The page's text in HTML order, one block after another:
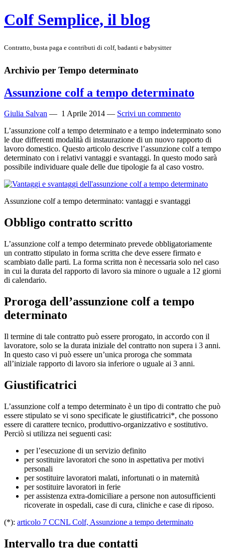
Colf Semplice, il blog
Contratto, busta paga e contributi di colf, badanti e babysitter
Archivio per Tempo determinato
Assunzione colf a tempo determinato
Giulia Salvan — 1 Aprile 2014 — Scrivi un commento
L’assunzione colf a tempo determinato e a tempo indeterminato sono
le due differenti modalità di instaurazione di un nuovo rapporto di
lavoro domestico. Questo articolo descrive l’assunzione colf a tempo
determinato con i relativi vantaggi e svantaggi. In questo modo sarà
possibile individuare quale delle due tipologie fa al caso vostro.
Assunzione colf a tempo determinato: vantaggi e svantaggi
Obbligo contratto scritto
L’assunzione colf a tempo determinato prevede obbligatoriamente
un contratto stipulato in forma scritta che deve essere firmato e
scambiato dalle parti. La forma scritta non è necessaria solo nel caso
in cui la durata del rapporto di lavoro sia minore o uguale a 12 giorni
di calendario.
Proroga dell’assunzione colf a tempo
determinato
Il termine di tale contratto può essere prorogato, in accordo con il
lavoratore, solo se la durata iniziale del contratto non supera i 3 anni.
In questo caso vi può essere un’unica proroga che sommata
all’iniziale rapporto di lavoro sia inferiore o uguale ai 3 anni.
Giustificatrici
L’assunzione colf a tempo determinato è un tipo di contratto che può
essere stipulato se vi sono specificate le giustificatrici*, che possono
essere di carattere tecnico, produttivo-organizzativo e sostitutivo.
Perciò si utilizza nei seguenti casi:
per l’esecuzione di un servizio definito
per sostituire lavoratori che sono in aspettativa per motivi
personali
per sostituire lavoratori malati, infortunati o in maternità
per sostituire lavoratori in ferie
per assistenza extra-domiciliare a persone non autosufficienti
ricoverate in ospedali, case di cura, cliniche e case di riposo.
(*): articolo 7 CCNL Colf, Assunzione a tempo determinato
Intervallo tra due contatti